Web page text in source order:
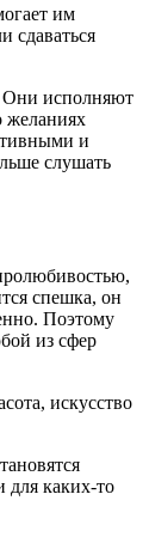
им
сдаваться
Они исполняют
желаниях
и
слушать
спешка, он
Поэтому
из сфер
искусство
для каких-то